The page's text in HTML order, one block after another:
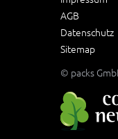
AGB
Datenschutz
Sitemap
© packs